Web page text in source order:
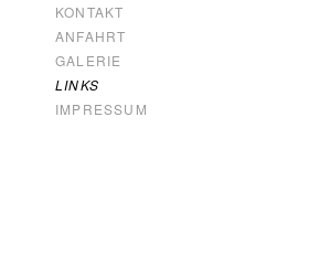
KONTAKT
ANFAHRT
GALERIE
LINKS
IMPRESSUM